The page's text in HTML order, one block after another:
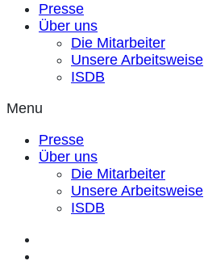
Presse
Über uns
Die Mitarbeiter
Unsere Arbeitsweise
ISDB
Menu
Presse
Über uns
Die Mitarbeiter
Unsere Arbeitsweise
ISDB